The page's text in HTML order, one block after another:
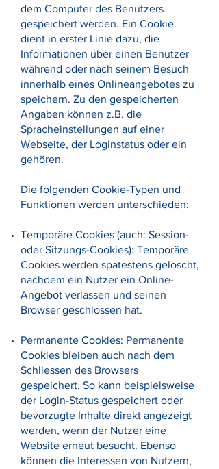
dem Computer des Benutzers
gespeichert werden. Ein Cookie
dient in erster Linie dazu, die
Informationen über einen Benutzer
während oder nach seinem Besuch
innerhalb eines Onlineangebotes zu
speichern. Zu den gespeicherten
Angaben können z.B. die
Spracheinstellungen auf einer
Webseite, der Loginstatus oder ein
gehören.
Die folgenden Cookie-Typen und
Funktionen werden unterschieden:
Temporäre Cookies (auch: Session-
oder Sitzungs-Cookies): Temporäre
Cookies werden spätestens gelöscht,
nachdem ein Nutzer ein Online-
Angebot verlassen und seinen
Browser geschlossen hat.
Permanente Cookies: Permanente
Cookies bleiben auch nach dem
Schliessen des Browsers
gespeichert. So kann beispielsweise
der Login-Status gespeichert oder
bevorzugte Inhalte direkt angezeigt
werden, wenn der Nutzer eine
Website erneut besucht. Ebenso
können die Interessen von Nutzern,